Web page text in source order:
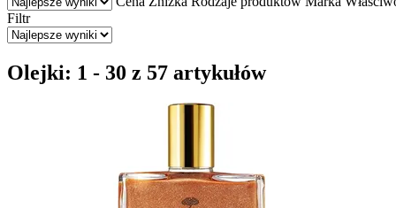
Filtr
Olejki: 1 - 30 z 57 artykułów